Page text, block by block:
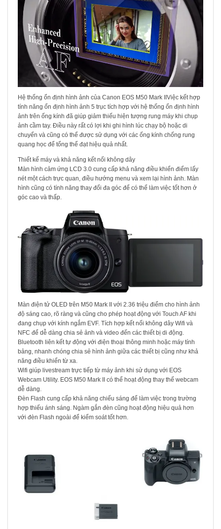
Hệ thống ổn định hình ảnh của Canon EOS M50 Mark IIViệc kết hợp
tính năng ổn định hình ảnh 5 trục tích hợp với hệ thống ổn định hình
ảnh trên ống kính đã giúp giảm thiếu hiện tượng rung máy khi chụp
ảnh cầm tay. Điều này rất có lợi khi ghi hình lúc chạy bộ hoặc di
chuyển và cũng có thể được sử dụng với các ống kính chống rung
quang học để tổng thể đạt hiệu quả nhất.
Thiết kế máy và khả năng kết nối không dây
Màn hình cảm ứng LCD 3.0 cung cấp khả năng điều khiển điểm lấy
nét một cách trực quan, điều hướng menu và xem lại hình ảnh. Màn
hình cũng có tính năng thay đổi đa góc để có thể làm việc tốt hơn ở
góc cao và thấp.
Màn điện tử OLED trên M50 Mark II với 2.36 triệu điểm cho hình ảnh
độ sáng cao, rõ ràng và cũng cho phép hoạt động với Touch AF khi
đang chụp với kính ngắm EVF. Tích hợp kết nối không dây Wifi và
NFC để dễ dàng chia sẻ ảnh và video đến các thiết bị di động.
Bluetooth liên kết tự động với điện thoại thông minh hoặc máy tính
bảng, nhanh chóng chia sẻ hình ảnh giữa các thiết bị cũng như khả
năng điều khiển từ xa.
Wifi giúp livestream trực tiếp từ máy ảnh khi sử dụng với EOS
Webcam Utility. EOS M50 Mark II có thể hoạt động thay thế webcam
dễ dàng.
Đèn Flash cung cấp khả năng chiếu sáng để làm việc trong trường
hợp thiếu ánh sáng. Ngàm gắn đèn cũng hoạt động hiệu quả hơn
với đèn Flash ngoài để kiểm soát tốt hơn.